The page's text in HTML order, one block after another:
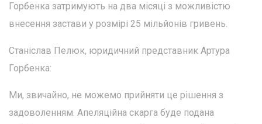
Горбенка затримують на два місяці з можливістю
внесення застави у розмірі 25 мільйонів гривень.
Станіслав Пелюк, юридичний представник Артура
Горбенка:
Ми, звичайно, не можемо прийняти це рішення з
задоволенням. Апеляційна скарга буде подана